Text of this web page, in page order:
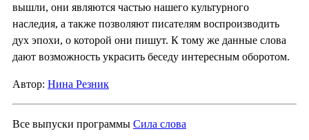
вышли, они являются частью нашего культурного
наследия, а также позволяют писателям воспроизводить
дух эпохи, о которой они пишут. К тому же данные слова
дают возможность украсить беседу интересным оборотом.
Автор: Нина Резник
Все выпуски программы Сила слова